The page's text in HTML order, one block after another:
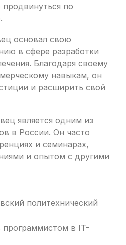
по
основал свою
в сфере разработки
Благодаря своему
навыкам, он
и расширить свой
является одним из
в России. Он часто
и семинарах,
и опытом с другими
политехнический
программистом в IT-